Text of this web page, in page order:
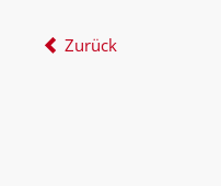
Zurück